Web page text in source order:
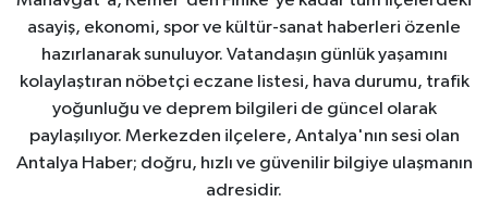
asayiş, ekonomi, spor ve kültür-sanat haberleri özenle
hazırlanarak sunuluyor. Vatandaşın günlük yaşamını
kolaylaştıran nöbetçi eczane listesi, hava durumu, trafik
yoğunluğu ve deprem bilgileri de güncel olarak
paylaşılıyor. Merkezden ilçelere, Antalya'nın sesi olan
Antalya Haber; doğru, hızlı ve güvenilir bilgiye ulaşmanın
adresidir.